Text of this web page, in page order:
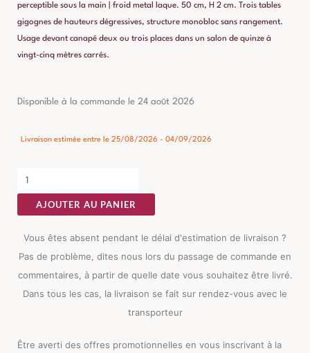
perceptible sous la main | froid metal laque. 50 cm, H 2 cm. Trois tables
gigognes de hauteurs dégressives, structure monobloc sans rangement.
Usage devant canapé deux ou trois places dans un salon de quinze à
vingt-cinq mètres carrés.
Disponible à la commande le 24 août 2026
Livraison estimée entre le 25/08/2026 - 04/09/2026
quantité
Table
Acacia
Ixia
50cm
AJOUTER AU PANIER
Vous êtes absent pendant le délai d'estimation de livraison ?
Pas de problème, dites nous lors du passage de commande en
commentaires, à partir de quelle date vous souhaitez être livré.
Dans tous les cas, la livraison se fait sur rendez-vous avec le
transporteur
Être averti des offres promotionnelles en vous inscrivant à la